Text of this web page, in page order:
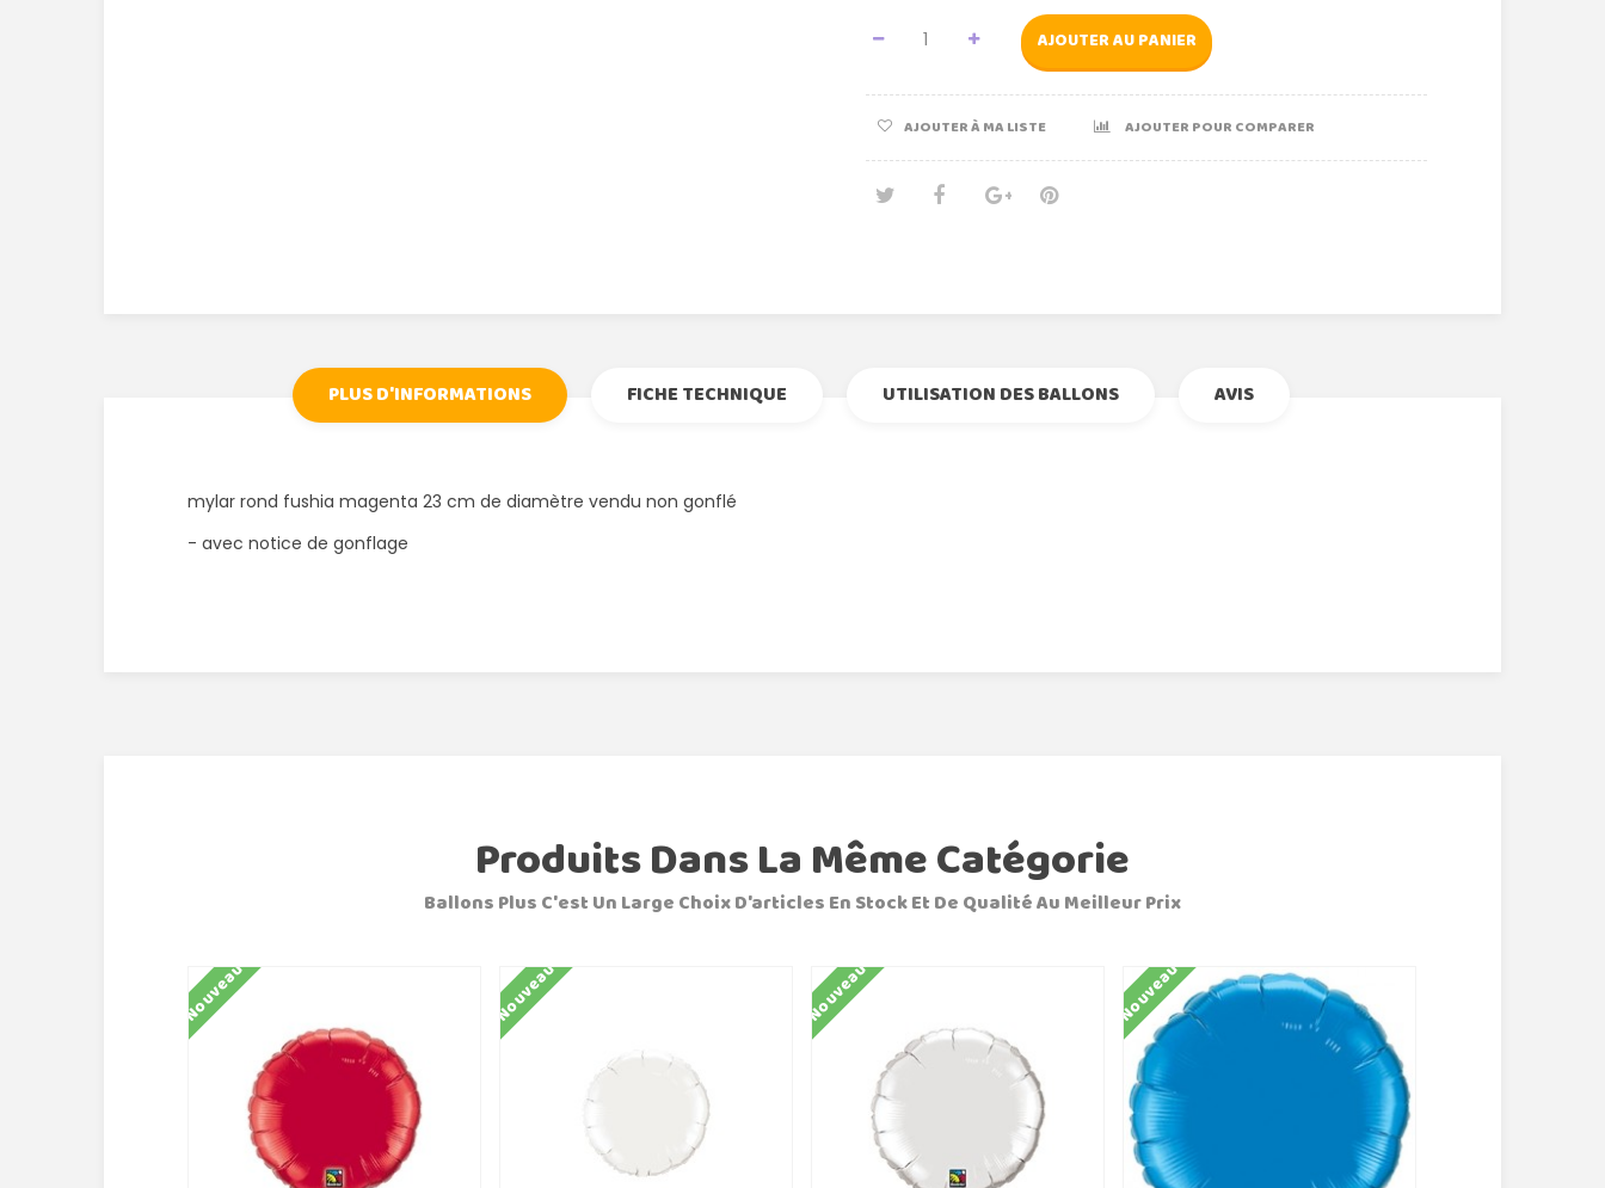
AJOUTER AU PANIER
AJOUTER À MA LISTE AJOUTER POUR COMPARER
PLUS D'INFORMATIONS FICHE TECHNIQUE UTILISATION DES BALLONS AVIS
mylar rond fushia magenta 23 cm de diamètre vendu non gonflé
- avec notice de gonflage
Produits Dans La Même Catégorie
Ballons Plus C'est Un Large Choix D'articles En Stock Et De Qualité Au Meilleur Prix
Nouveau Nouveau Nouveau Nouveau